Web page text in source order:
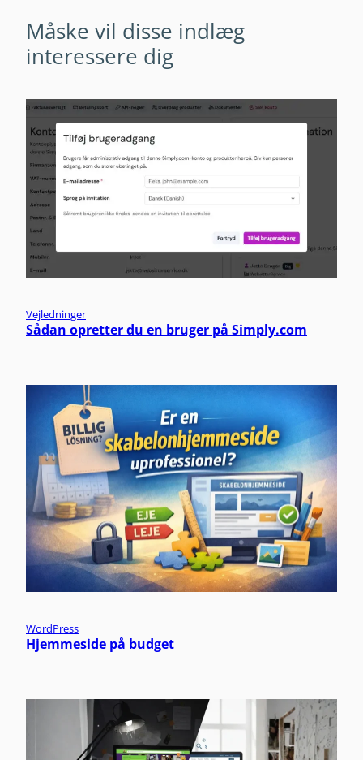
Måske vil disse indlæg
interessere dig
Vejledninger
Sådan opretter du en bruger på Simply.com
WordPress
Hjemmeside på budget